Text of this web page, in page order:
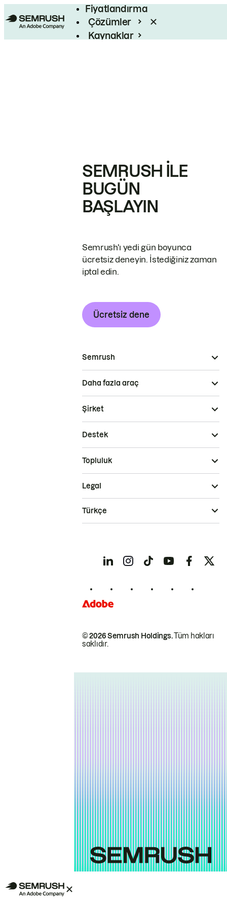
Fiyatlandırma
Çözümler
Kaynaklar
SEMRUSH ILE
BUGÜN
BAŞLAYIN
Semrush'ı yedi gün boyunca
ücretsiz deneyin. İstediğiniz zaman
iptal edin.
Ücretsiz dene
Semrush
Daha fazla araç
Şirket
Destek
Topluluk
© 2026 Semrush Holdings.Tüm hakları
saklıdır.
Legal
Türkçe